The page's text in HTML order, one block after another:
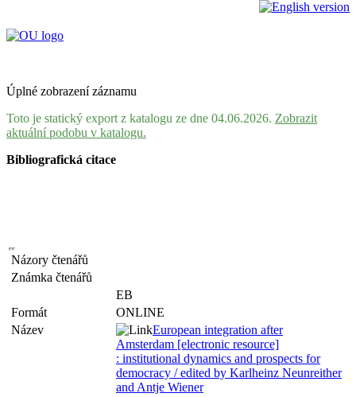
Úplné zobrazení záznamu
Toto je statický export z katalogu ze dne 04.06.2026. Zobrazit
aktuální podobu v katalogu.
Bibliografická citace
Názory čtenářů
Známka čtenářů
EB
Formát
ONLINE
Název
European integration after
Amsterdam [electronic resource]
: institutional dynamics and prospects for
democracy / edited by Karlheinz Neunreither
and Antje Wiener